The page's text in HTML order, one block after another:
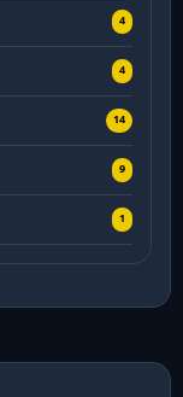
4
4
14
9
1